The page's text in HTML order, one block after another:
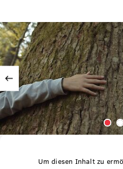
Vorherige
Um diesen Inhalt zu